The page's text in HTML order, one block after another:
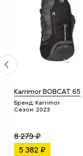
Karrimor BOBCAT 65
Бренд: Karrimor
Сезон: 2023
8 279 ₽
5 382 ₽